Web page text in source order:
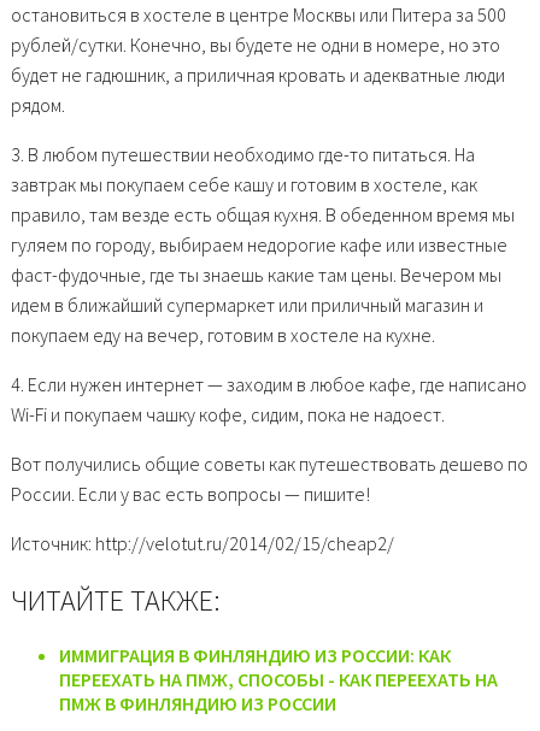
остановиться в хостеле в центре Москвы или Питера за 500
рублей/сутки. Конечно, вы будете не одни в номере, но это
будет не гадюшник, а приличная кровать и адекватные люди
рядом.
3. В любом путешествии необходимо где-то питаться. На
завтрак мы покупаем себе кашу и готовим в хостеле, как
правило, там везде есть общая кухня. В обеденном время мы
гуляем по городу, выбираем недорогие кафе или известные
фаст-фудочные, где ты знаешь какие там цены. Вечером мы
идем в ближайший супермаркет или приличный магазин и
покупаем еду на вечер, готовим в хостеле на кухне.
4. Если нужен интернет — заходим в любое кафе, где написано
Wi-Fi и покупаем чашку кофе, сидим, пока не надоест.
Вот получились общие советы как путешествовать дешево по
России. Если у вас есть вопросы — пишите!
Источник: http://velotut.ru/2014/02/15/cheap2/
ЧИТАЙТЕ ТАКЖЕ:
ИММИГРАЦИЯ В ФИНЛЯНДИЮ ИЗ РОССИИ: КАК
ПЕРЕЕХАТЬ НА ПМЖ, СПОСОБЫ - КАК ПЕРЕЕХАТЬ НА
ПМЖ В ФИНЛЯНДИЮ ИЗ РОССИИ